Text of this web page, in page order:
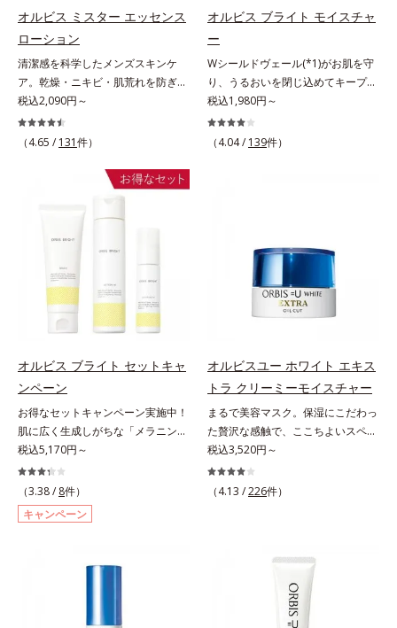
セラカエルレア果汁、ノバラエキス
配合＝うるおいを与えハリと透明感
に満ちた肌へ導く保湿成分*9 メマ
ツヨイグサ抽出液、スイカズラエキ
ス配合＝角層のすみずみまで水分・
油分を保ち、ハリ・ツヤを与える保
湿成分*10 気持ちのこと
キス配合＝うるおいを与えハリと透
明感に満ちた肌へ導く保湿成分*9
メマツヨイグサ抽出液、スイカズラ
エキス配合＝角層のすみずみまで水
分・油分を保ち、ハリ・ツヤを与え
る保湿成分*10 気持ちのこと各商品
の詳しい情報は商品ページをご覧く
ださい。・BEAUTY夏祭りは、こち
ン酸ジカリウム(*4)」など、たっぷ
りの保湿成分が浸透しやすい肌環境
を叶えます。はじめはピタッと密着
するテクスチャーは、肌になじむご
とにもっちり質感に、最後はなめら
かな水膜へと3変化。普段の保湿液
をこのジェルにおきかえて塗って眠
るだけで、うるおいながらもベタつ
リカバリーします。*1 メラニンの
生成を抑え、シミ・ソバカスを防ぐ
*2 美白（メラニンの生成を抑え、
シミ・ソバカスを防ぐ）と保湿のこ
と*3 明るく澄んだ肌を目指す保湿
成分と、メラニンの生成を抑え、シ
ミ・ソバカスを防ぐ美白有効成分を
組み合わせた複合成分*4 グリチル
リチン酸2K各商品の詳しい情報は商
BEAUTY夏祭りは、こちら
「うるおいコネクト設計」を採用。
8アイテム分の機能を3ステップに集
約し、よりシンプルなお手入れで、
ハリ・ツヤのある好印象な清潔透明
肌(*1)へ導きます。*1 うるおいによ
る透明感のある肌*2 男性の顔画像
を用いた印象評価において、基準画
像に対して、頬全体に輝度分布がな
いて該当文献がないことを確認（ポ
ーラ化成研究所調べ）
オルビス ミスター エッセンス
ローション
清潔感を科学したメンズスキンケ
ア。乾燥・ニキビ・肌荒れを防ぎハ
リ・ツヤのある、好印象な清潔透明
肌(*1)へ。オルビス ミスターは、男
性の清潔感、爽やかさ、若々しさの
な光（＝ツヤ）が男性の印象に重要
であること(*2)を業界で初めて発見
(*3)。ニキビ・肌荒れ予防有効成分
と保湿成分を新たに配合。これまで
の乾燥・テカリへのケアはそのまま
に、肌荒れ・ニキビ予防など“今”の
肌悩みに応え、“未来”を見据えて好
印象の鍵となるハリ・ツヤへもアプ
ローチする進化を遂げました。うる
アイテム同士をなじみやすくする
8アイテム分の機能を3ステップに集
約し、よりシンプルなお手入れで、
ハリ・ツヤのある好印象な清潔透明
肌(*1)へ導きます。*1 うるおいによ
る透明感のある肌*2 男性の顔画像
を用いた印象評価において、基準画
像に対して、頬全体に輝度分布がな
2022年12月22日時点で、科学文献
いて該当文献がないことを確認（ポ
税込2,090円～
（4.65 / 131件）
オルビス ブライト モイスチャ
ー
Wシールドヴェール(*1)がお肌を守
り、うるおいを閉じ込めてキープす
る美白(*2)保湿液。業界初(*3)知見
「メラニンの第三のルート」である
「横のひろがり」に着目して、全方
という「点」だけでなく、透明感の
なさなどの「面」での透明感を阻害
する原因を引き起こしていることが
わかりました。そこでオルビス ブ
C(*8)」を採用。肌奥(*6)まで浸透
し、シミやソバカスの原因となるメ
ラニンの生成を食い止めます。また
オルビス独自成分の「ブライトVC
コンプレックス(*9)」が、透明感を
阻害する原因(*10)にアプローチし
ます。さらに肌表面のなめらかさや
みずみずしさをサポートするため
ケアのアプローチによって、肌本来
の輝きを生かして澄み渡る、輝き透
明肌を叶えます。L＝さっぱりタイ
プ（脂性肌～普通肌）M＝しっとり
税込1,980円～
（4.04 / 139件）
オルビス ブライト セットキャ
ンペーン
お得なセットキャンペーン実施中！
肌に広く生成しがちな「メラニンに
じみ(*1)」の原因をブロック(*2)！
澄み渡る輝き透明肌(*3)へ。業界初
(*4)知見「メラニンの第三のルー
ト」である「横のひろがり」に着目
して、全方位から透明肌を目指すブ
す。受けてしまった紫外線ダメージ
ソバカスという「点」だけでなく、
税込5,170円～
（3.38 / 8件）
キャンペーン
オルビスユー ホワイト エキス
トラ クリーミーモイスチャー
まるで美容マスク。保湿にこだわっ
た贅沢な感触で、ここちよいスペシ
ャルケアを。若々しく透明感のある
美肌を構成する要素と、年齢肌(*1)
のメラニン生成にアプローチして、
上げを図ります。さらに、シミと年
齢の関係に着目。点在するシミだけ
でなく、メラニンが蓄積しがちな年
齢肌の“メラニンメタボ(*2)”にアプ
税込3,520円～
（4.13 /226件）